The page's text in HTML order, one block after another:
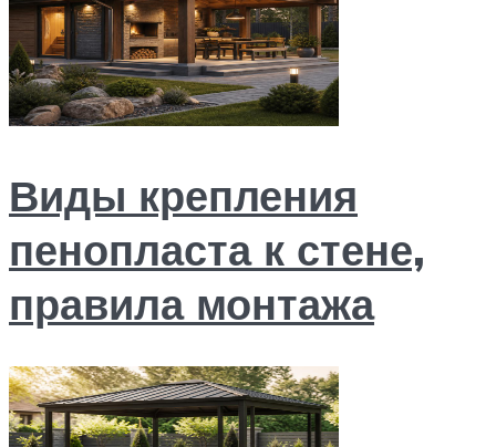
Виды крепления
пенопласта к стене,
правила монтажа